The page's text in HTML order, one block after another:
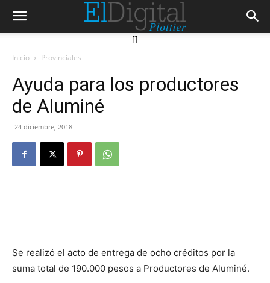
[]
Inicio Provinciales
Ayuda para los productores
de Aluminé
24 diciembre, 2018
Se realizó el acto de entrega de ocho créditos por la
suma total de 190.000 pesos a Productores de Aluminé.